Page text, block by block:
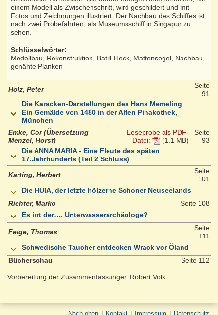
einem Modell als Zwischenschritt, wird geschildert und mit
Fotos und Zeichnungen illustriert. Der Nachbau des Schiffes ist,
nach zwei Probefahrten, als Museumsschiff in Singapur zu
sehen.
Schlüsselwörter:
Modellbau, Rekonstruktion, Batill-Heck, Mattensegel, Nachbau,
genähte Planken
Holz, Peter
Seite
91
Die Karacken-Darstellungen des Hans Memeling
Ein Gemälde von 1480 in der Alten Pinakothek,
München
Emke, Cor (Übersetzung
Menzel, Horst)
Leseprobe als PDF-
Datei:
(1.1 MB)
Seite
93
Die ANNA MARIA - Eine Fleute des späten
17.Jahrhunderts (Teil 2 Schluss)
Karting, Herbert
Seite
101
Die HUIA, der letzte hölzerne Schoner Neuseelands
Richter, Marko
Seite 108
Es irrt der…. Unterwasserarchäologe?
Feige, Thomas
Seite
111
Schwedische Taucher entdecken Wrack vor Öland
Bücherschau
Seite 112
Vorbereitung der Zusammenfassungen Robert Volk
Nach oben Kontakt Impressum Datenschutz